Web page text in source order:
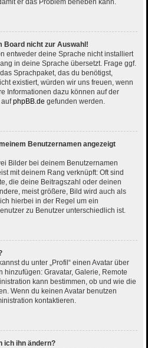
er das Problem beheben kann.
Board nicht zur Auswahl!
entweder deine Sprache nicht installiert
in deine Sprache übersetzt. Frage ggf.
Sprachpaket, das du benötigst,
existiert, würden wir uns freuen, wenn
Informationen dazu können auf der
aufphpBB.de gefunden werden.
Benutzernamen angezeigt
Bilder bei deinem Benutzernamen
mit deinem Rang verknüpft: Oft sind
die deine Beitragszahl oder deinen
meist größere, Bild wird auch als
hierbei in der Regel um ein
zu Benutzer unterschiedlich ist.
du unter „Profil“ einen Avatar über
Gravatar, Galerie, Remote
kann bestimmen, ob und wie die
Wenn du keinen Avatar benutzen
kontaktieren.
ich ihn ändern?